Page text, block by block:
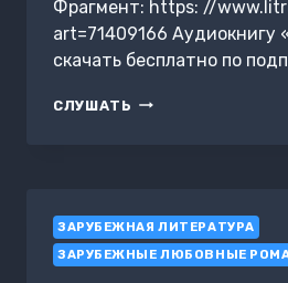
Фрагмент: https: //
art=71409166 Аудиокнигу
скачать бесплатно по
СЛУШАТЬ YAKICI
ЗАРУБЕЖНАЯ ЛИТЕРАТУРА
ЗАРУБЕЖНЫЕ ЛЮБОВНЫЕ